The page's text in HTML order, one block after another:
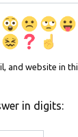
and website in
in digits: